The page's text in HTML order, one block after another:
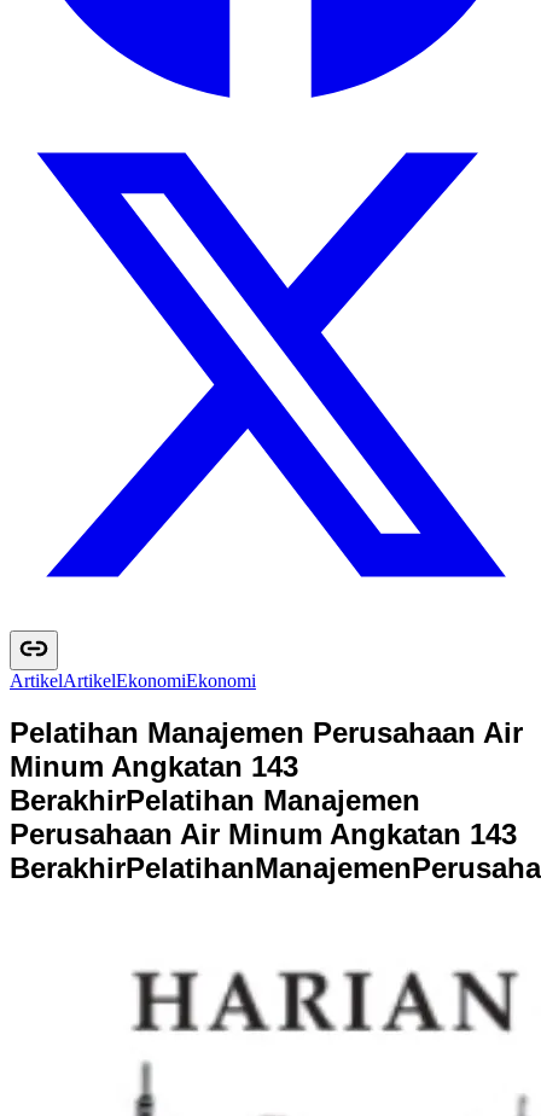
ArtikelArtikelEkonomiEkonomi
Pelatihan Manajemen Perusahaan Air
Minum Angkatan 143
BerakhirPelatihan Manajemen
Perusahaan Air Minum Angkatan 143
BerakhirPelatihanManajemenPerusaha